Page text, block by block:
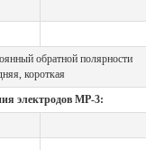
обратной полярности
короткая
электродов МР-3: